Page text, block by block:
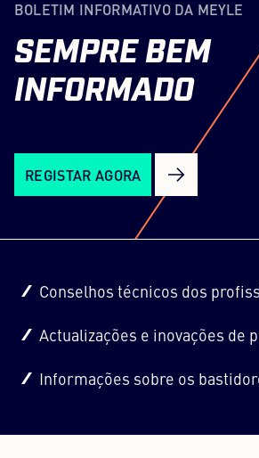
BOLETIM INFORMATIVO DA MEYLE
SEMPRE BEM
INFORMADO
REGISTAR AGORA
Conselhos técnicos dos
Actualizações e inovações de
Informações sobre os